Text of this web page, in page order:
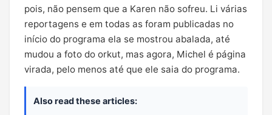
pois, não pensem que a Karen não sofreu. Li várias
reportagens e em todas as foram publicadas no
início do programa ela se mostrou abalada, até
mudou a foto do orkut, mas agora, Michel é página
virada, pelo menos até que ele saia do programa.
Also read these articles: